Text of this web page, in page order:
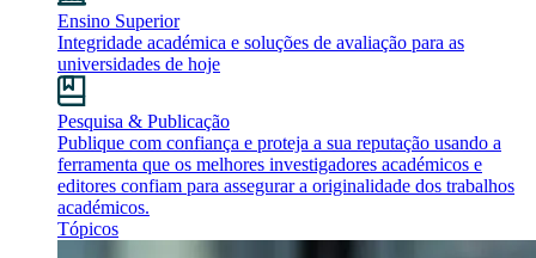
Ensino Superior
Integridade académica e soluções de avaliação para as
universidades de hoje
Pesquisa & Publicação
Publique com confiança e proteja a sua reputação usando a
ferramenta que os melhores investigadores académicos e
editores confiam para assegurar a originalidade dos trabalhos
académicos.
Tópicos